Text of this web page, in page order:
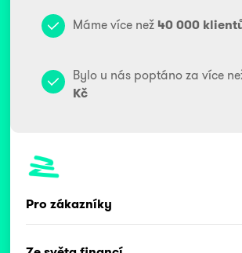
Máme více než 40 000
Bylo u nás poptáno za více
Kč
Pro zákazníky